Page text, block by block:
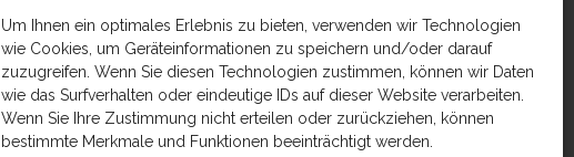
Um Ihnen ein optimales Erlebnis zu bieten, verwenden wir Technologien
wie Cookies, um Geräteinformationen zu speichern und/oder darauf
zuzugreifen. Wenn Sie diesen Technologien zustimmen, können wir Daten
wie das Surfverhalten oder eindeutige IDs auf dieser Website verarbeiten.
Wenn Sie Ihre Zustimmung nicht erteilen oder zurückziehen, können
bestimmte Merkmale und Funktionen beeinträchtigt werden.